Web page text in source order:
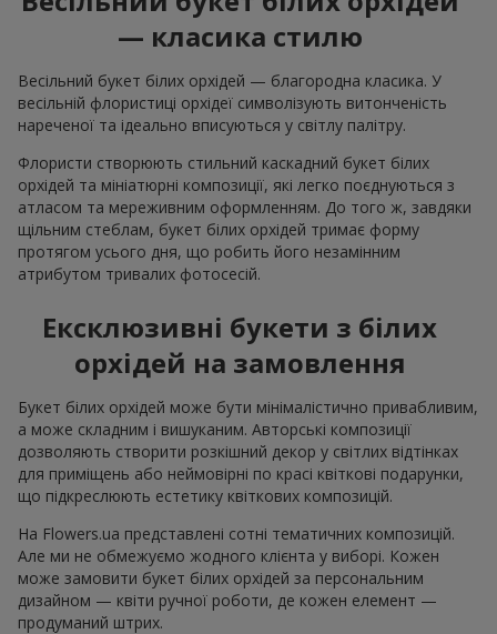
— класика стилю
Весільний букет білих орхідей — благородна класика. У
весільній флористиці орхідеї символізують витонченість
нареченої та ідеально вписуються у світлу палітру.
Флористи створюють стильний каскадний букет білих
орхідей та мініатюрні композиції, які легко поєднуються з
атласом та мереживним оформленням. До того ж, завдяки
щільним стеблам, букет білих орхідей тримає форму
протягом усього дня, що робить його незамінним
атрибутом тривалих фотосесій.
Ексклюзивні букети з білих
орхідей на замовлення
Букет білих орхідей може бути мінімалістично привабливим,
а може складним і вишуканим. Авторські композиції
дозволяють створити розкішний декор у світлих відтінках
для приміщень або неймовірні по красі квіткові подарунки,
що підкреслюють естетику квіткових композицій.
На Flowers.ua представлені сотні тематичних композицій.
Але ми не обмежуємо жодного клієнта у виборі. Кожен
може замовити букет білих орхідей за персональним
дизайном — квіти ручної роботи, де кожен елемент —
продуманий штрих.